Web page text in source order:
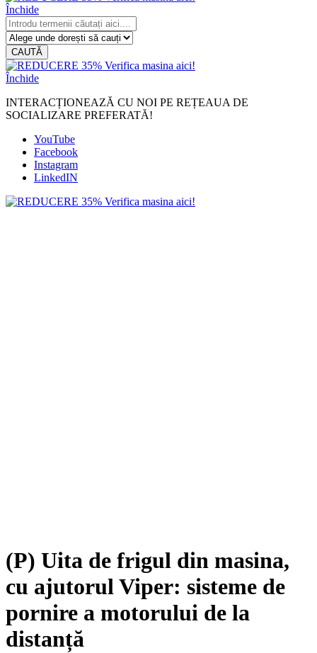
Închide
CAUTĂ
Închide
INTERACȚIONEAZĂ CU NOI PE REȚEAUA DE
SOCIALIZARE PREFERATĂ!
YouTube
Facebook
Instagram
LinkedIN
(P) Uita de frigul din masina,
cu ajutorul Viper: sisteme de
pornire a motorului de la
distanță